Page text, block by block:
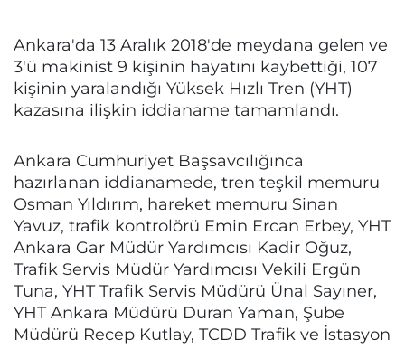
Ankara'da 13 Aralık 2018'de meydana gelen ve
3'ü makinist 9 kişinin hayatını kaybettiği, 107
kişinin yaralandığı Yüksek Hızlı Tren (YHT)
kazasına ilişkin iddianame tamamlandı.
Ankara Cumhuriyet Başsavcılığınca
hazırlanan iddianamede, tren teşkil memuru
Osman Yıldırım, hareket memuru Sinan
Yavuz, trafik kontrolörü Emin Ercan Erbey, YHT
Ankara Gar Müdür Yardımcısı Kadir Oğuz,
Trafik Servis Müdür Yardımcısı Vekili Ergün
Tuna, YHT Trafik Servis Müdürü Ünal Sayıner,
YHT Ankara Müdürü Duran Yaman, Şube
Müdürü Recep Kutlay, TCDD Trafik ve İstasyon